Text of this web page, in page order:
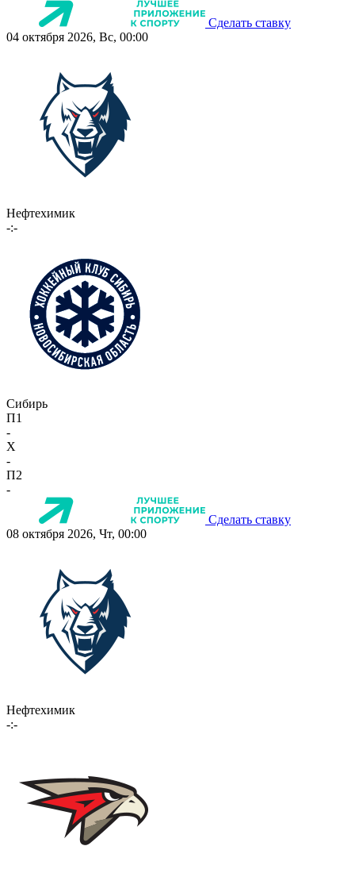
Сделать ставку
04 октября 2026, Вс, 00:00
Нефтехимик
-:-
Сибирь
П1
-
X
-
П2
-
Сделать ставку
08 октября 2026, Чт, 00:00
Нефтехимик
-:-